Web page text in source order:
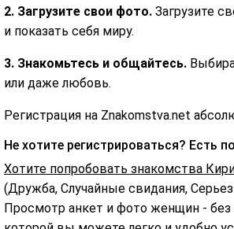
2. Загрузите свои фото. Загрузите
и показать себя миру.
3. Знакомьтесь и общайтесь.
или даже любовь.
Регистрация на Znakomstva.net
Не хотите регистрироваться? Есть
Хотите попробовать знакомства
(Дружба, Случайные свидания,
Просмотр анкет и фото женщин - без